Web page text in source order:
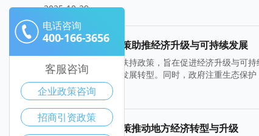
2025-10-29
内江市政府扶持政策助推经济升级与可持续发展
内江市政府积极推进扶持政策，旨在促进经济升级与可
动地方经济向高质量发展转型。同时，政府注重生态保
发展奠定坚实基础。
2025-10-22
内江市产业扶持政策推动地方经济转型与升级
电话咨询
400-166-3656
客服咨询
企业政策咨询
招商引资政策